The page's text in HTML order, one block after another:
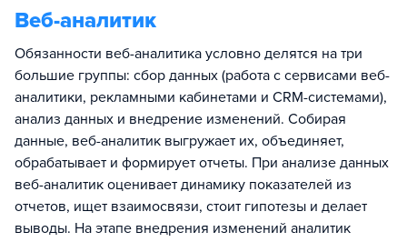
Веб-аналитик
Обязанности веб-аналитика условно делятся на три
большие группы: сбор данных (работа с сервисами веб-
аналитики, рекламными кабинетами и CRM-системами),
анализ данных и внедрение изменений. Собирая
данные, веб-аналитик выгружает их, объединяет,
обрабатывает и формирует отчеты. При анализе данных
веб-аналитик оценивает динамику показателей из
отчетов, ищет взаимосвязи, стоит гипотезы и делает
выводы. На этапе внедрения изменений аналитик